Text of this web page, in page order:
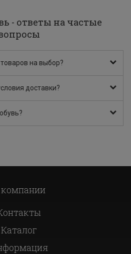
- ответы на частые
на выбор?
доставки?
Каталог